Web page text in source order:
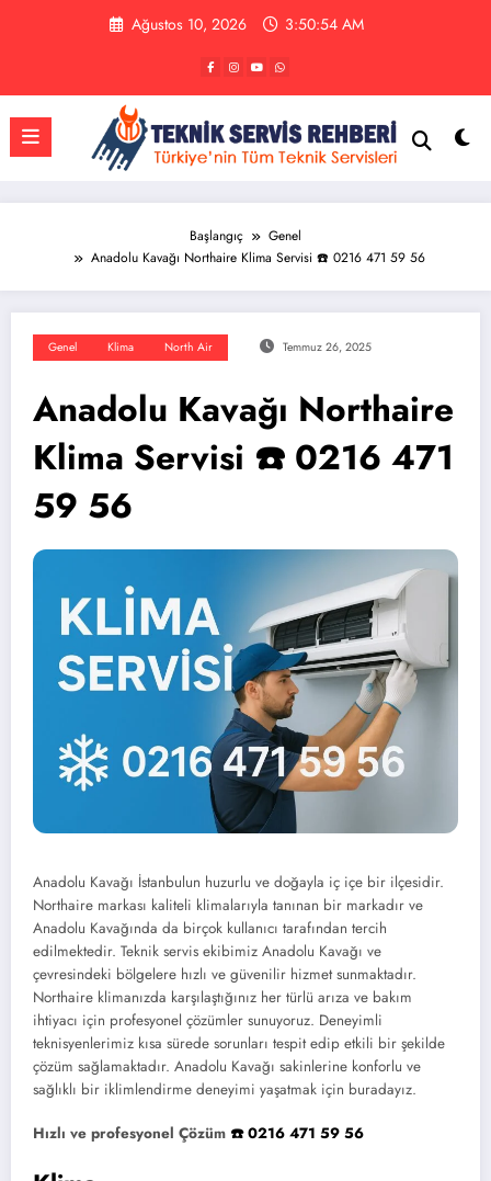
Ağustos 10, 2026 3:50:54 AM
Başlangıç
Genel
Anadolu Kavağı Northaire Klima Servisi ☎️ 0216 471 59 56
Genel Klima North Air Temmuz 26, 2025
Anadolu Kavağı Northaire
Klima Servisi ☎️ 0216 471
59 56
Anadolu Kavağı İstanbulun huzurlu ve doğayla iç içe bir ilçesidir.
Northaire markası kaliteli klimalarıyla tanınan bir markadır ve
Anadolu Kavağında da birçok kullanıcı tarafından tercih
edilmektedir. Teknik servis ekibimiz Anadolu Kavağı ve
çevresindeki bölgelere hızlı ve güvenilir hizmet sunmaktadır.
Northaire klimanızda karşılaştığınız her türlü arıza ve bakım
ihtiyacı için profesyonel çözümler sunuyoruz. Deneyimli
teknisyenlerimiz kısa sürede sorunları tespit edip etkili bir şekilde
çözüm sağlamaktadır. Anadolu Kavağı sakinlerine konforlu ve
sağlıklı bir iklimlendirme deneyimi yaşatmak için buradayız.
Hızlı ve profesyonel Çözüm ☎️ 0216 471 59 56